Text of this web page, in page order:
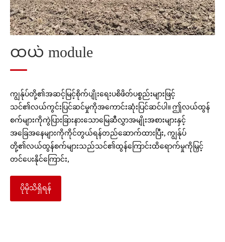
Straw Processing module
ထယ် module
ကျွန်ုပ်တို့၏အဆင့်မြင့်စိုက်ပျိုးရေးပစိဖိတ်ပစ္စည်းများဖြင့်
သင်၏လယ်ကွင်းပြင်ဆင်မှုကိုအကောင်းဆုံးပြင်ဆင်ပါ။ ဤလယ်ထွန်
စက်များကိုကွဲပြားခြားနားသောမြေဆီလွှာအမျိုးအစားများနှင့်
အခြေအနေများကိုကိုင်တွယ်ရန်တည်ဆောက်ထားပြီး, ကျွန်ုပ်
တို့၏လယ်ထွန်စက်များသည်သင်၏ထွန်ကြောင်းထိရောက်မှုကိုမြှင့်
တင်ပေးနိုင်ကြောင်း,
ပိုမိုသိရှိရန်